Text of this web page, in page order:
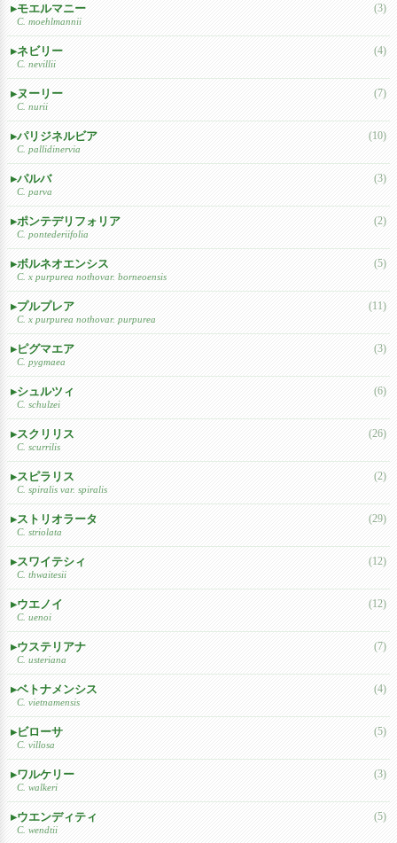
モエルマニー
C. moehlmannii
(3)
ネビリー
C. nevillii
(4)
ヌーリー
C. nurii
(7)
パリジネルビア
C. pallidinervia
(10)
パルバ
C. parva
(3)
ポンテデリフォリア
C. pontederiifolia
(2)
ボルネオエンシス
C. x purpurea nothovar. borneoensis
(5)
プルプレア
C. x purpurea nothovar. purpurea
(11)
ピグマエア
C. pygmaea
(3)
シュルツィ
C. schulzei
(6)
スクリリス
C. scurrilis
(26)
スピラリス
C. spiralis var. spiralis
(2)
ストリオラータ
C. striolata
(29)
スワイテシィ
C. thwaitesii
(12)
ウエノイ
C. uenoi
(12)
ウステリアナ
C. usteriana
(7)
ベトナメンシス
C. vietnamensis
(4)
ビローサ
C. villosa
(5)
ワルケリー
C. walkeri
(3)
ウエンディティ
C. wendtii
(5)